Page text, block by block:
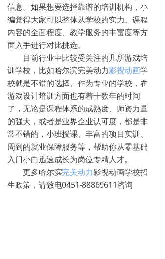
信息。如果想要选择靠谱的培训机构，小
编觉得大家可以整体从学校的实力、课程
内容的全面程度、教学服务的丰富度等方
面入手进行对比挑选。
目前行业中比较受关注的几所游戏培
训学校，比如哈尔滨完美动力影视动画学
校就是不错的选择。作为专业的学校，在
游戏设计培训方面也有着十数年的时间
了，无论是课程体系的成熟度、师资力量
的强大，或者是业界企业认可度，都是非
常不错的，小班授课、丰富的项目实训、
周到的就业保障服务等，帮助你从零基础
入门小白迅速成长为岗位专精人才。
更多哈尔滨完美动力影视动画学校招
生政策，请致电0451-88869611咨询